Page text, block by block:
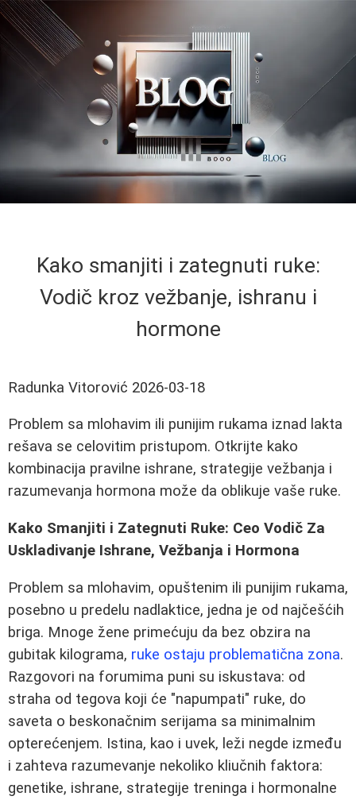
Kako smanjiti i zategnuti ruke:
Vodič kroz vežbanje, ishranu i
hormone
Radunka Vitorović 2026-03-18
Problem sa mlohavim ili punijim rukama iznad lakta
rešava se celovitim pristupom. Otkrijte kako
kombinacija pravilne ishrane, strategije vežbanja i
razumevanja hormona može da oblikuje vaše ruke.
Kako Smanjiti i Zategnuti Ruke: Ceo Vodič Za
Uskladivanje Ishrane, Vežbanja i Hormona
Problem sa mlohavim, opuštenim ili punijim rukama,
posebno u predelu nadlaktice, jedna je od najčešćih
briga. Mnoge žene primećuju da bez obzira na
gubitak kilograma, ruke ostaju problematična zona.
Razgovori na forumima puni su iskustava: od
straha od tegova koji će "napumpati" ruke, do
saveta o beskonačnim serijama sa minimalnim
opterećenjem. Istina, kao i uvek, leži negde između
i zahteva razumevanje nekoliko kliučnih faktora:
genetike, ishrane, strategije treninga i hormonalne